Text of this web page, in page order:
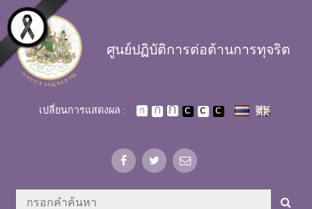
Skip to main content
ศูนย์ปฏิบัติการต่อต้านการทุจริต
เปลี่ยนการแสดงผล :